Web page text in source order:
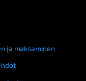
ja maksaminen